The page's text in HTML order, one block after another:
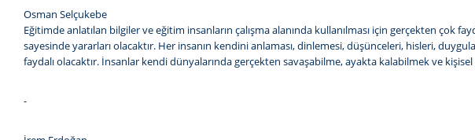
Osman Selçukebe
Eğitimde anlatılan bilgiler ve eğitim insanların çalışma alanında kullanılması için gerçekten çok
sayesinde yararları olacaktır. Her insanın kendini anlaması, dinlemesi, düşünceleri, hisleri,
faydalı olacaktır. İnsanlar kendi dünyalarında gerçekten savaşabilme, ayakta kalabilmek ve kişisel
-